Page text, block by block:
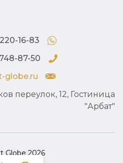
16-83
87-50
globe.ru
переулок, 12, Гостиница
"Арбат"
Globe 2026